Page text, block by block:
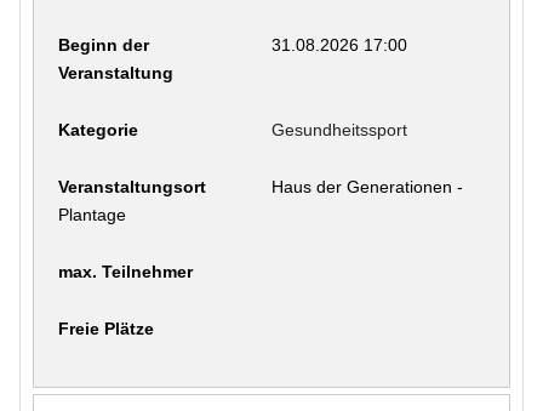
31.08.2026 17:00
Gesundheitssport
Haus der Generationen -
Plantage